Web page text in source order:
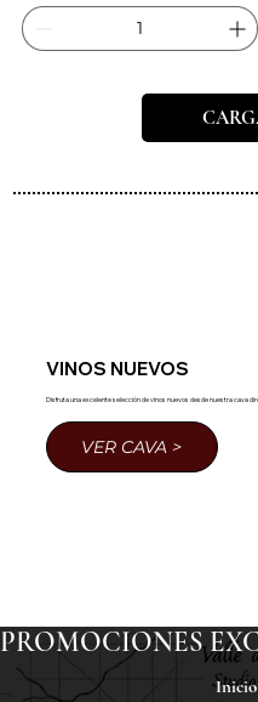
VINOS NUEVOS
Disfruta una excelente selección de vinos nuevos desde nuestra cava
VER CAVA >
PROMOCIONES
Inicio